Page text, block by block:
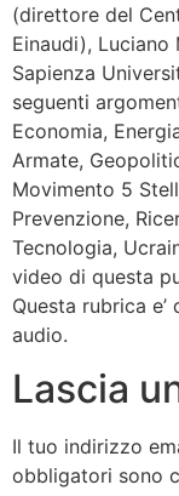
(direttore del
Einaudi), Luciano
Sapienza
seguenti
Economia,
Armate,
Movimento 5
Prevenzione,
Tecnologia,
video di questa
Questa rubrica
audio.
Lascia
Il tuo indirizzo
obbligatori sono